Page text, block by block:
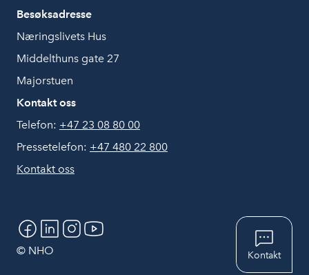
Besøksadresse
Næringslivets Hus
Middelthuns gate 27
Majorstuen
Kontakt oss
Telefon: +47 23 08 80 00
Pressetelefon: +47 480 22 800
Kontakt oss
© NHO Kontakt